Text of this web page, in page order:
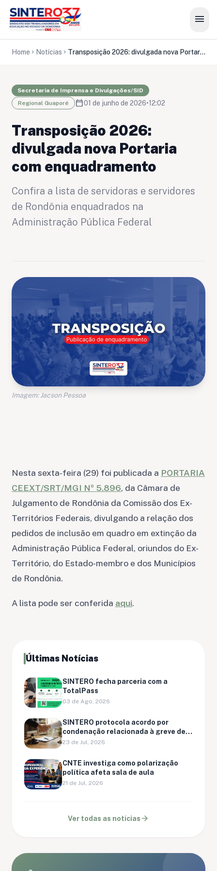
menu
Home chevron_right Notícias chevron_right Transposição 2026: divulgada nova Portaria com enquadramento
Secretaria de Imprensa e Divulgações/SID
Regional Guaporé
calendar_today01 de junho de 2026•12:02
Transposição 2026:
divulgada nova Portaria
com enquadramento
Confira a lista de servidoras e servidores
de Rondônia enquadrados na
Administração Pública Federal
Imagem: Jacson Pessoa
Nesta sexta-feira (29) foi publicada a PORTARIA
CEEXT/SRT/MGI Nº 5.896, da Câmara de
Julgamento de Rondônia da Comissão dos Ex-
Territórios Federais, divulgando a relação dos
pedidos de inclusão em quadro em extinção da
Administração Pública Federal, oriundos do Ex-
Território, do Estado-membro e dos Municípios
de Rondônia.
A lista pode ser conferida aqui.
Últimas Notícias
SINTERO fecha parceria com a
TotalPass
03 de Ago, 2026
SINTERO protocola acordo por
condenação relacionada à greve de
Ariquemes
23 de Jul, 2026
CNTE investiga como polarização
política afeta sala de aula
21 de Jul, 2026
Ver todas as notícias arrow_forward